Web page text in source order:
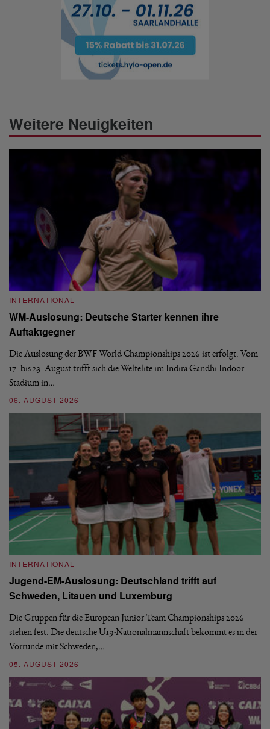
Weitere Neuigkeiten
INTERNATIONAL
WM-Auslosung: Deutsche Starter kennen ihre
Auftaktgegner
Die Auslosung der BWF World Championships 2026 ist erfolgt. Vom
17. bis 23. August trifft sich die Weltelite im Indira Gandhi Indoor
Stadium in…
06. AUGUST 2026
INTERNATIONAL
Jugend-EM-Auslosung: Deutschland trifft auf
Schweden, Litauen und Luxemburg
Die Gruppen für die European Junior Team Championships 2026
stehen fest. Die deutsche U19-Nationalmannschaft bekommt es in der
Vorrunde mit Schweden,…
05. AUGUST 2026